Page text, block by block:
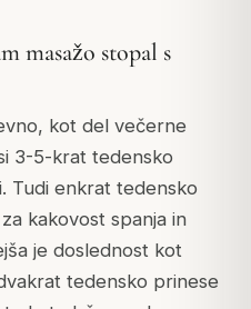
masažo stopal s
kot del večerne
3-5-krat tedensko
Tudi enkrat tedensko
kakovost spanja in
je doslednost kot
tedensko prinese